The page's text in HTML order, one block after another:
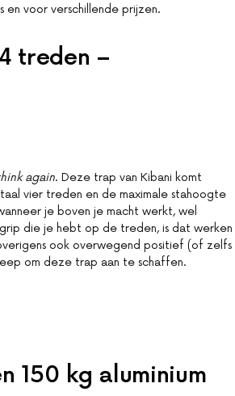
en voor verschillende prijzen.
treden –
again. Deze trap van Kibani komt
vier treden en de maximale stahoogte
je boven je macht werkt, wel
die je hebt op de treden, is dat werken
ook overwegend positief (of zelfs
om deze trap aan te schaffen.
150 kg aluminium